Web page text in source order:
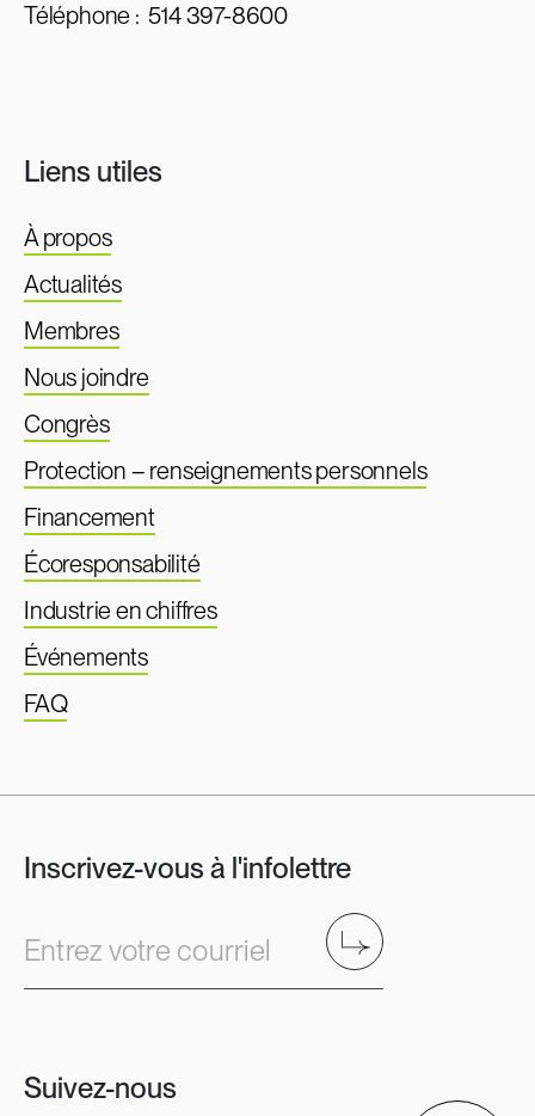
Téléphone :514 397-8600
Liens utiles
À propos
Actualités
Membres
Nous joindre
Congrès
Protection – renseignements personnels
Financement
Écoresponsabilité
Industrie en chiffres
Événements
FAQ
Inscrivez-vous à l'infolettre
Entrez votre courriel Envoyer
Suivez-nous